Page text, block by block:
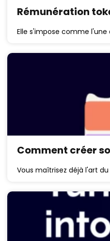
Rémunération
Elle s'impose comme
Comment créer
Vous maîtrisez déjà l'art